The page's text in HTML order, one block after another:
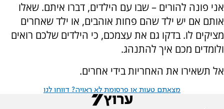
אני פונה להורים – שבו עם הילדים, דברו איתם. שאלו
אותם אם יש ילד שהם פחות אוהבים, או ילד שאחרים
מציקים לו. בדקו גם את עצמכם, כי הילדים שלכם רואים
ולומדים מכם איך להתנהג.
אל תשאירו את האחריות בידי אחרים.
מצאתם טעות או פרסומת לא ראויה? דווחו לנו